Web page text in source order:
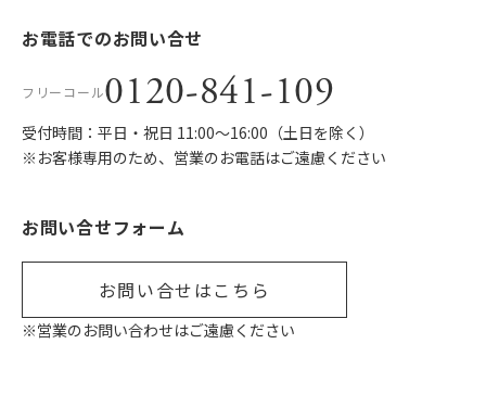
お電話でのお問い合せ
フリーコール0120-841-109
受付時間：平日・祝日 11:00〜16:00（土日を除く）
※お客様専用のため、営業のお電話はご遠慮ください
お問い合せフォーム
お問い合せはこちら
※営業のお問い合わせはご遠慮ください